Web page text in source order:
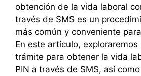
obtención de la vida laboral
través de SMS es un
más común y conveniente
En este artículo,
trámite para obtener la vida
PIN a través de SMS, así